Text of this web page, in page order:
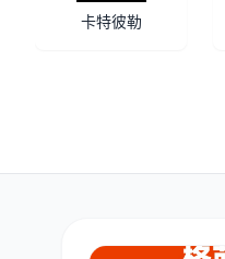
卡特彼勒